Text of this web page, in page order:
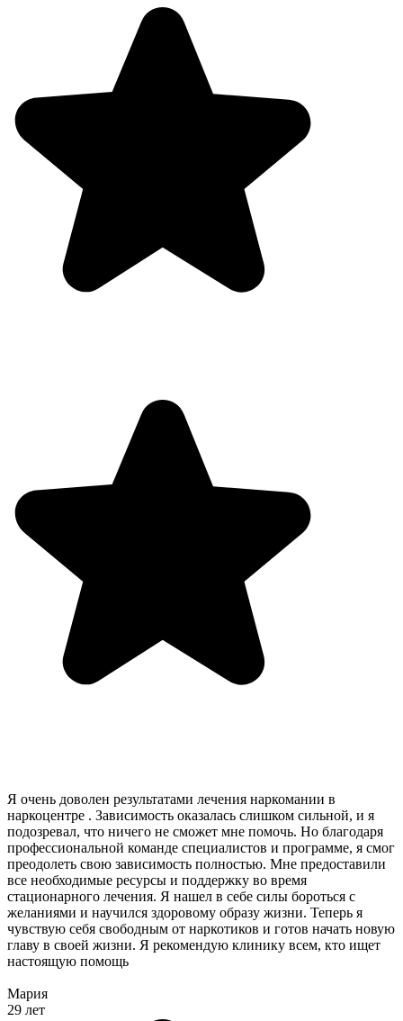
Я очень доволен результатами лечения наркомании в
наркоцентре . Зависимость оказалась слишком сильной, и я
подозревал, что ничего не сможет мне помочь. Но благодаря
профессиональной команде специалистов и программе, я смог
преодолеть свою зависимость полностью. Мне предоставили
все необходимые ресурсы и поддержку во время
стационарного лечения. Я нашел в себе силы бороться с
желаниями и научился здоровому образу жизни. Теперь я
чувствую себя свободным от наркотиков и готов начать новую
главу в своей жизни. Я рекомендую клинику всем, кто ищет
настоящую помощь
Мария
29 лет